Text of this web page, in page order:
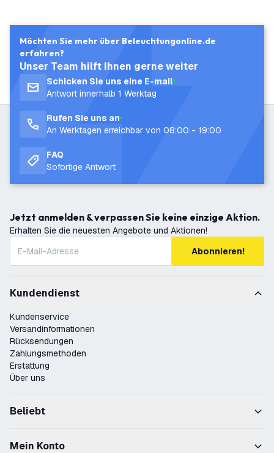
Möchten Sie mehr über Beleuchtungonline.de
erfahren?
Unser Team hilft Ihnen gerne weiter
Schicken Sie uns eine E-mail
Antwort innerhalb 1 Werktag
Rufen Sie uns an
An Werktagen erreichbar von 08:00 - 19:00
FAQ
Sofortige Antwort
Jetzt anmelden & verpassen Sie keine einzige Aktion.
Erhalten Sie die neuesten Angebote und Aktionen!
Abonnieren!
Kundendienst
Kundenservice
Versandinformationen
Rücksendungen
Zahlungsmethoden
Erstattung
Über uns
Beliebt
Mein Konto